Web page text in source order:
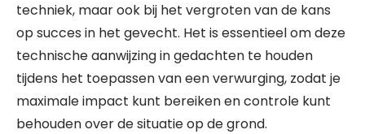
techniek, maar ook bij het vergroten van de kans
op succes in het gevecht. Het is essentieel om deze
technische aanwijzing in gedachten te houden
tijdens het toepassen van een verwurging, zodat je
maximale impact kunt bereiken en controle kunt
behouden over de situatie op de grond.